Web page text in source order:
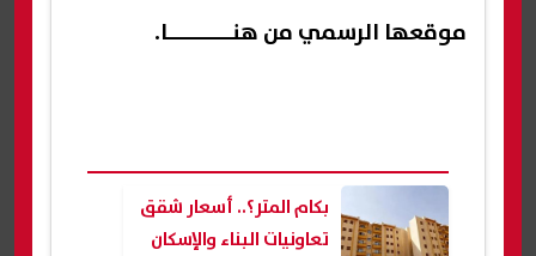
موقعها الرسمي منهنـــــــــا.
بكام المتر؟.. أسعار شقق
تعاونيات البناء والإسكان